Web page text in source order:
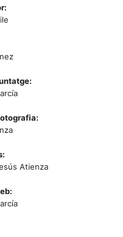
Atienza